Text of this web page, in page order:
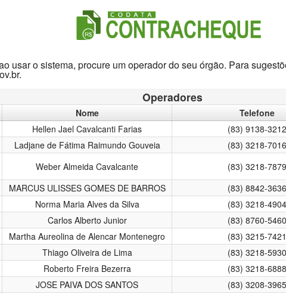
usar o sistema, procure um operador do seu órgão. Para
Operadores
Nome Telefone
Hellen Jael Cavalcanti Farias (83) 9138-3212
Ladjane de Fátima Raimundo Gouveia (83) 3218-7016
Weber Almeida Cavalcante (83) 3218-7879
MARCUS ULISSES GOMES DE BARROS (83) 8842-3636
Norma Maria Alves da Silva (83) 3218-4904
Carlos Alberto Junior (83) 8760-5460
Martha Aureolina de Alencar Montenegro (83) 3215-7421
Thiago Oliveira de Lima (83) 3218-5930
Roberto Freira Bezerra (83) 3218-6888
JOSE PAIVA DOS SANTOS (83) 3208-3965